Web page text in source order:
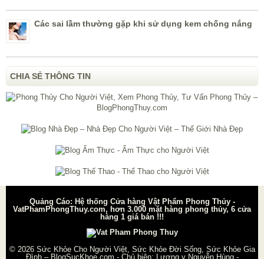
Các sai lầm thường gặp khi sử dụng kem chống nắng
CHIA SẺ THÔNG TIN
Quảng Cáo: Hệ thống Cửa hàng Vật Phẩm Phong Thủy -
VatPhamPhongThuy.com, hơn 3.000 mặt hàng phong thủy, 6 cửa
hàng 1 giá bán !!!
© 2026 Sức Khỏe Cho Người Việt, Sức Khỏe Đời Sống, Sức Khỏe Gia
Đình – BlogSucKhoe.com - Chủ biên: Lương y Nguyễn Hùng-